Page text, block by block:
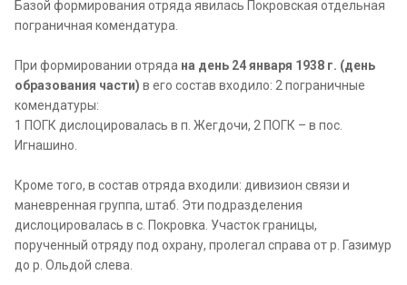
Базой формирования отряда явилась Покровская отдельная
пограничная комендатура.
При формировании отряда на день 24 января 1938 г. (день
образования части) в его состав входило: 2 пограничные
комендатуры:
1 ПОГК дислоцировалась в п. Жегдочи, 2 ПОГК – в пос.
Игнашино.
Кроме того, в состав отряда входили: дивизион связи и
маневренная группа, штаб. Эти подразделения
дислоцировалась в с. Покровка. Участок границы,
порученный отряду под охрану, пролегал справа от р. Газимур
до р. Ольдой слева.